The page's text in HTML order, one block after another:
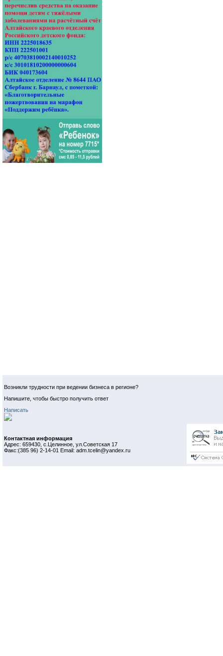
Возникли трудности при ведении бизнеса в регионе?
Напишите, чтобы быстро получить ответ
Написать
Контактная информация
Адрес: 659430, с.Целинное, ул.Советская 17
Факс:(385 96) 2-14-01 Email: adm.tcelin@yandex.ru